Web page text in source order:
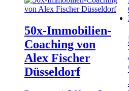
50x-Immobilien-
Coaching von
Alex Fischer
Düsseldorf